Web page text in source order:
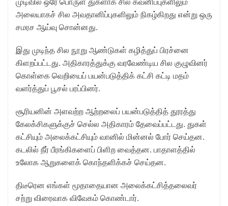
அலையாகச் சில அவதானிப்புகளிலும் நிகழ்கிறது என்று ஒரு
சமரச ஆய்வு சொன்னது.
இது முடிந்த சில நூறு ஆண்டுகள் கழித்துப் பிரச்னை
கிளறப்பட்டது. அதிகாரத்துக்கு வரவேண்டிய சில குழுவினர்
கொள்கை வெறியைப் பயன்படுத்திக் கட்சி கட்டி மதம்
வளர்த்துப் பூசல் பரப்பினர்.
சூரியனின் அளவற்ற ஆற்றலைப் பயன்படுத்தித் தூரத்து
கேலக்சிகளுக்குச் செல்ல அதிகாரம் தேவைப்பட்டது. துகள்
கட்சியும் அலைக்கட்சியும் வானில் மின்னல் போர் செய்தன.
கடலில் நீர் பீரங்கிகளைப் பிளிற வைத்தன. பாதாளத்தில்
உலோக ஆறுகளைக் கொந்தளிக்கச் செய்தன.
திடீரென எங்கள் மூதாதையான அலைக்கட்சித்தலைவர்
சற்று விரைவாக விவேகம் கொண்டார்.